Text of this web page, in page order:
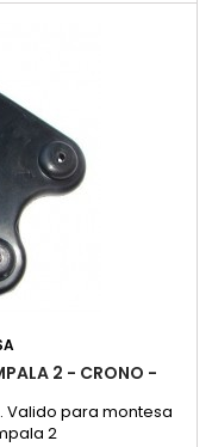
2 - CRONO -
Valido para montesa
2